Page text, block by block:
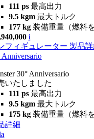
111 ps 最高出力
9.5 kgm 最大トルク
177 kg 装備重量（燃料
i
フィギュレーター 製品
Anniversario
30° Anniversario
いたしました
111 ps 最高出力
9.5 kgm 最大トルク
175 kg 装備重量（燃料
詳細